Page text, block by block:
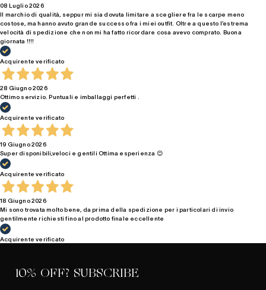
08 Luglio 2026
Il marchio di qualità, seppur mi sia dovuta limitare a scegliere fra le scarpe meno
costose, ma hanno avuto grande successo fra i miei outfit. Oltre a questo l’estrema
velocità di spedizione che non mi ha fatto ricordare cosa avevo comprato. Buona
giornata !!!!
Acquirente verificato
28 Giugno 2026
Ottimo servizio. Puntuali e imballaggi perfetti .
Acquirente verificato
19 Giugno 2026
Super disponibili,veloci e gentili Ottima esperienza 😊
Acquirente verificato
18 Giugno 2026
Mi sono trovata molto bene, da prima della spedizione per i particolari di invio
gentilmente richiesti fino al prodotto finale eccellente
Acquirente verificato
10% OFF? SUBSCRIBE